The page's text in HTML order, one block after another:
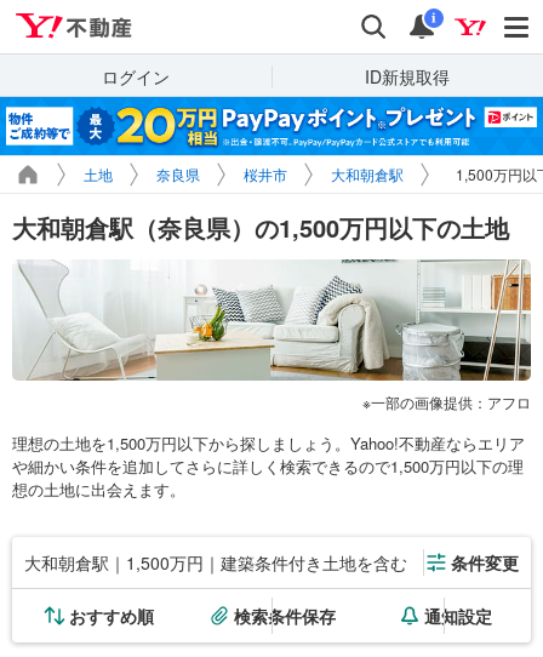
検索 通知
i
ログイン ID新規取得
土地 奈良県 桜井市 大和朝倉駅 1,500万円以
大和朝倉駅（奈良県）の1,500万円以下の土地
一部の画像提供：アフロ
理想の土地を1,500万円以下から探しましょう。Yahoo!不動産ならエリア
や細かい条件を追加してさらに詳しく検索できるので1,500万円以下の理
想の土地に出会えます。
大和朝倉駅｜1,500万円｜建築条件付き土地を含む 条件変更
おすすめ順 検索条件保存 通知設定